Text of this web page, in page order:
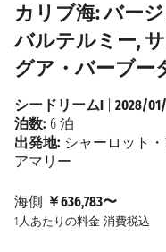
カリブ海: バー
バルテルミー,
グア・バーブー
海側 ￥636,783〜
1人あたりの料金 消費税込
シードリームI
2028/
泊数: 6 泊
出発地: シャーロット
アマリー